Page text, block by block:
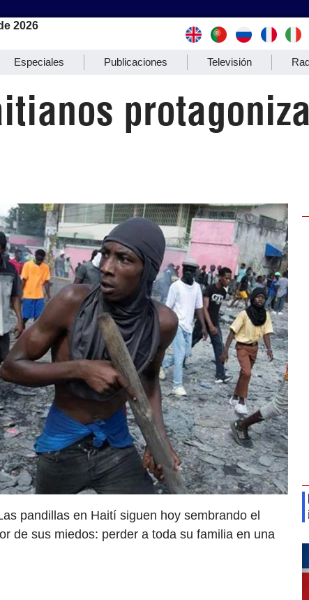
2026
Especiales Publicaciones Televisión
pandillas en Haití siguen hoy sembrando el
de sus miedos: perder a toda su familia en una